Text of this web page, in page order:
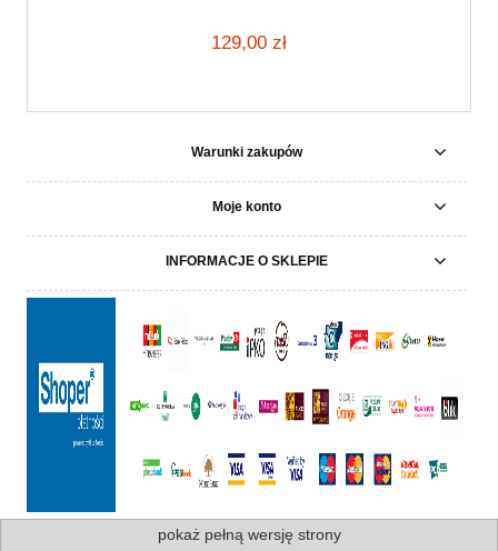
129,00 zł
Warunki zakupów
Moje konto
INFORMACJE O SKLEPIE
pokaż pełną wersję strony